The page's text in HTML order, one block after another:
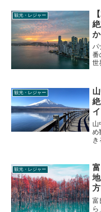
観光・レジャー
パ
番
世
ル
し
観光・レジャー
山
め
な
観光・レジャー
方
富